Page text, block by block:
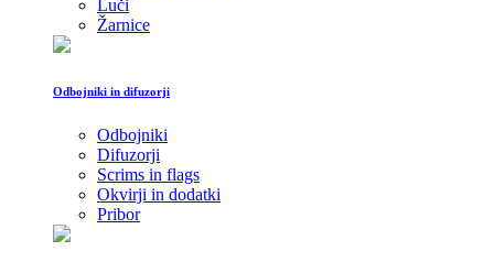
Luči
Žarnice
Odbojniki in difuzorji
Odbojniki
Difuzorji
Scrims in flags
Okvirji in dodatki
Pribor